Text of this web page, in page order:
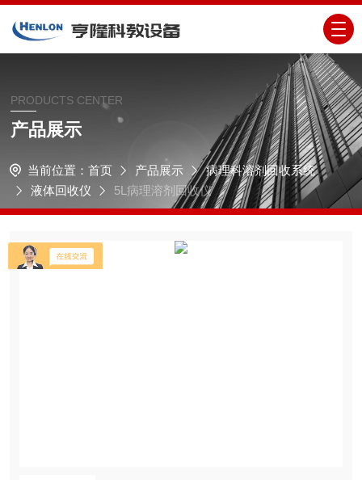
PRODUCTS CENTER
产品展示
当前位置： 首页 产品展示
病理科溶剂回收系统
液体回收仪
5L病理溶剂回收仪